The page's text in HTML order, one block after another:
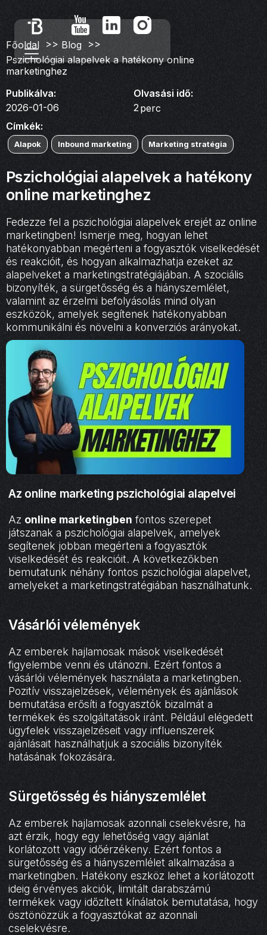
Főoldal >> Blog >>
Pszichológiai alapelvek a hatékony online
marketinghez
Publikálva:
2026-01-06
Olvasási idő:
2 perc
Címkék:
Alapok Inbound marketing Marketing stratégia
Pszichológiai alapelvek a hatékony
online marketinghez
Fedezze fel a pszichológiai alapelvek erejét az online
marketingben! Ismerje meg, hogyan lehet
hatékonyabban megérteni a fogyasztók viselkedését
és reakcióit, és hogyan alkalmazhatja ezeket az
alapelveket a marketingstratégiájában. A szociális
bizonyíték, a sürgetősség és a hiányszemlélet,
valamint az érzelmi befolyásolás mind olyan
eszközök, amelyek segítenek hatékonyabban
kommunikálni és növelni a konverziós arányokat.
Az online marketing pszichológiai alapelvei
Az online marketingben fontos szerepet
játszanak a pszichológiai alapelvek, amelyek
segítenek jobban megérteni a fogyasztók
viselkedését és reakcióit. A következőkben
bemutatunk néhány fontos pszichológiai alapelvet,
amelyeket a marketingstratégiában használhatunk.
Vásárlói vélemények
Az emberek hajlamosak mások viselkedését
figyelembe venni és utánozni. Ezért fontos a
vásárlói vélemények használata a marketingben.
Pozitív visszajelzések, vélemények és ajánlások
bemutatása erősíti a fogyasztók bizalmát a
termékek és szolgáltatások iránt. Például elégedett
ügyfelek visszajelzéseit vagy influenszerek
ajánlásait használhatjuk a szociális bizonyíték
hatásának fokozására.
Sürgetősség és hiányszemlélet
Az emberek hajlamosak azonnali cselekvésre, ha
azt érzik, hogy egy lehetőség vagy ajánlat
korlátozott vagy időérzékeny. Ezért fontos a
sürgetősség és a hiányszemlélet alkalmazása a
marketingben. Hatékony eszköz lehet a korlátozott
ideig érvényes akciók, limitált darabszámú
termékek vagy időzített kínálatok bemutatása, hogy
ösztönözzük a fogyasztókat az azonnali
cselekvésre.